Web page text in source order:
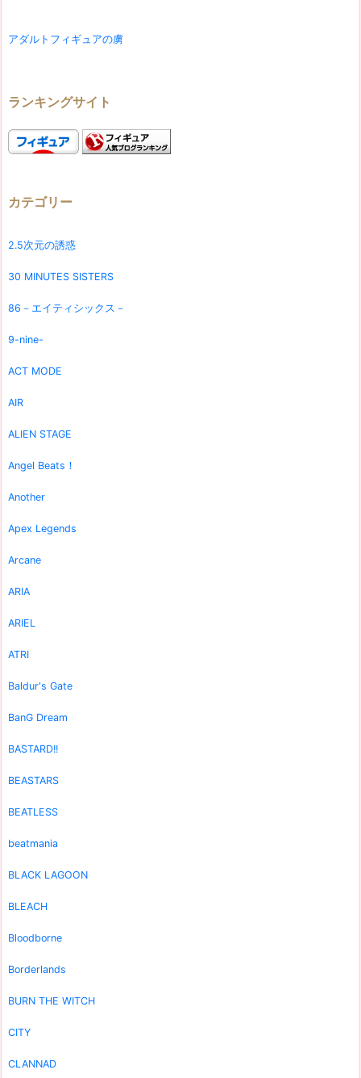
アダルトフィギュアの虜
ランキングサイト
カテゴリー
2.5次元の誘惑
30 MINUTES SISTERS
86－エイティシックス－
9-nine-
ACT MODE
AIR
ALIEN STAGE
Angel Beats！
Another
Apex Legends
Arcane
ARIA
ARIEL
ATRI
Baldur's Gate
BanG Dream
BASTARD!!
BEASTARS
BEATLESS
beatmania
BLACK LAGOON
BLEACH
Bloodborne
Borderlands
BURN THE WITCH
CITY
CLANNAD